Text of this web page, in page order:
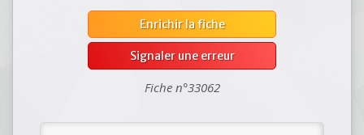
Enrichir la fiche
Signaler une erreur
Fiche n°33062